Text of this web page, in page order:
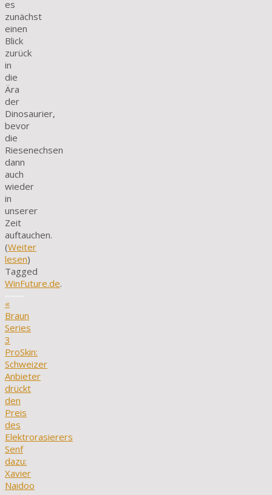
es
zunächst
einen
Blick
zurück
in
die
Ära
der
Dinosaurier,
bevor
die
Riesenechsen
dann
auch
wieder
in
unserer
Zeit
auftauchen.
(Weiter
lesen)
Tagged
WinFuture.de.
«
Braun
Series
3
ProSkin:
Schweizer
Anbieter
drückt
den
Preis
des
Elektrorasierers
Senf
dazu:
Xavier
Naidoo